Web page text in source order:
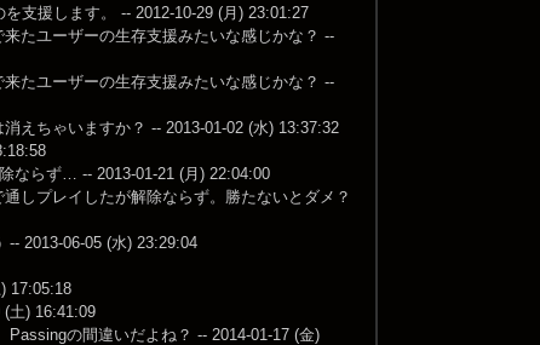
支援します。 -- 2012-10-29 (月) 23:01:27
たユーザーの生存支援みたいな感じかな？ --
たユーザーの生存支援みたいな感じかな？ --
えちゃいますか？ -- 2013-01-02 (水) 13:37:32
ならず… -- 2013-01-21 (月) 22:04:00
しプレイしたが解除ならず。勝たないとダメ？
-- 2013-06-05 (水) 23:29:04
17:05:18
土) 16:41:09
の間違いだよね？ -- 2014-01-17 (金)